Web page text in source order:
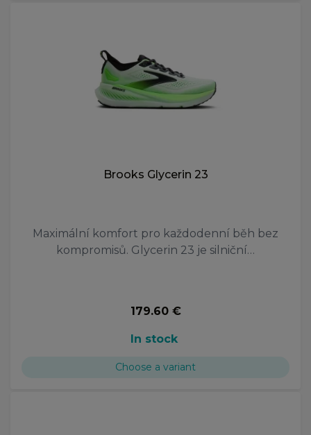
Brooks Glycerin 23
Maximální komfort pro každodenní běh bez
kompromisů. Glycerin 23 je silniční…
179.60 €
In stock
Choose a variant